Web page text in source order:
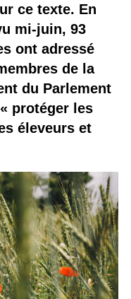
ce texte. En
mi-juin, 93
ont adressé
de la
du Parlement
protéger les
éleveurs et